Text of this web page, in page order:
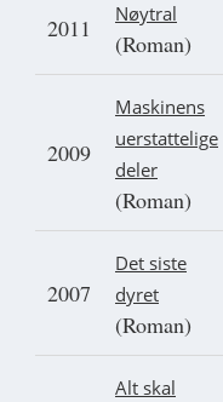
2011 Nøytral
(Roman)
2009
Maskinens
uerstattelige
deler
(Roman)
2007
Det siste
dyret
(Roman)
Alt skal